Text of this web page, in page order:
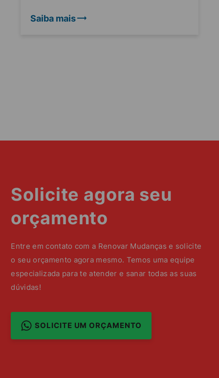
Saiba mais
Solicite agora seu
orçamento
Entre em contato com a Renovar Mudanças e solicite
o seu orçamento agora mesmo. Temos uma equipe
especializada para te atender e sanar todas as suas
dúvidas!
SOLICITE UM ORÇAMENTO